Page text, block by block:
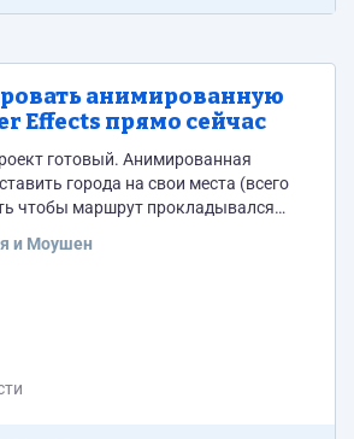
анимированную
Effects прямо сейчас
готовый. Анимированная
города на свои места (всего
чтобы маршрут прокладывался
и Моушен